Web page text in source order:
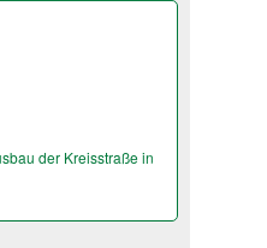
der Kreisstraße in